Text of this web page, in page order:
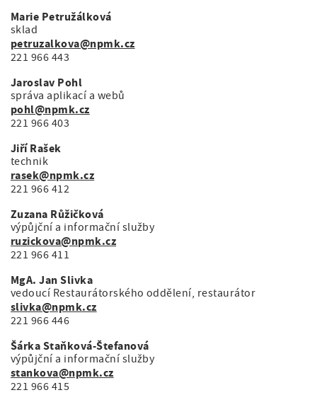
Marie Petružálková
sklad
petruzalkova@npmk.cz
221 966 443
Jaroslav Pohl
správa aplikací a webů
pohl@npmk.cz
221 966 403
Jiří Rašek
technik
rasek@npmk.cz
221 966 412
Zuzana Růžičková
výpůjční a informační služby
ruzickova@npmk.cz
221 966 411
MgA. Jan Slivka
vedoucí Restaurátorského oddělení, restaurátor
slivka@npmk.cz
221 966 446
Šárka Staňková-Štefanová
výpůjční a informační služby
stankova@npmk.cz
221 966 415